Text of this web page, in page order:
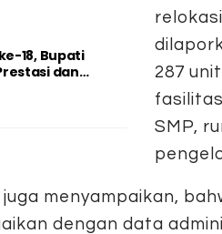
18, Bupati
dan…
287
SMP,
menyampaikan,
dengan data